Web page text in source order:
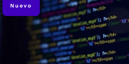
Nuevo